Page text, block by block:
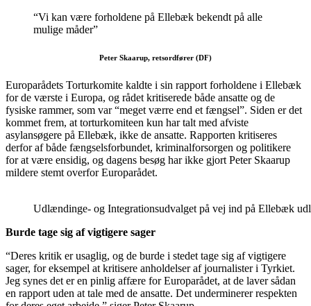
“Vi kan være forholdene på Ellebæk bekendt på alle
mulige måder”
Peter Skaarup, retsordfører (DF)
Europarådets Torturkomite kaldte i sin rapport forholdene i Ellebæk
for de værste i Europa, og rådet kritiserede både ansatte og de
fysiske rammer, som var “meget værre end et fængsel”. Siden er det
kommet frem, at torturkomiteen kun har talt med afviste
asylansøgere på Ellebæk, ikke de ansatte. Rapporten kritiseres
derfor af både fængselsforbundet, kriminalforsorgen og politikere
for at være ensidig, og dagens besøg har ikke gjort Peter Skaarup
mildere stemt overfor Europarådet.
Udlændinge- og Integrationsudvalget på vej ind på Ellebæk
Burde tage sig af vigtigere sager
“Deres kritik er usaglig, og de burde i stedet tage sig af vigtigere
sager, for eksempel at kritisere anholdelser af journalister i Tyrkiet.
Jeg synes det er en pinlig affære for Europarådet, at de laver sådan
en rapport uden at tale med de ansatte. Det underminerer respekten